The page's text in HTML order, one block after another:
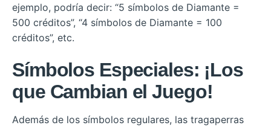
ejemplo, podría decir: “5 símbolos de Diamante =
500 créditos”, “4 símbolos de Diamante = 100
créditos”, etc.
Símbolos Especiales: ¡Los
que Cambian el Juego!
Además de los símbolos regulares, las tragaperras